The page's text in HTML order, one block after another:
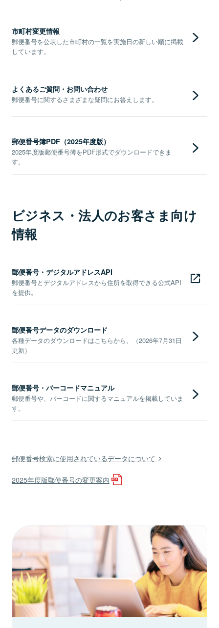
市町村変更情報
郵便番号を公表した市町村の一覧を実施日の新しい順に掲載
しています。
よくあるご質問・お問い合わせ
郵便番号に関するさまざまな疑問にお答えします。
郵便番号簿PDF（2025年度版）
2025年度版郵便番号簿をPDF形式でダウンロードできま
す。
ビジネス・法人のお客さま向け
情報
郵便番号・デジタルアドレスAPI
郵便番号とデジタルアドレスから住所を取得できる公式API
を提供。
郵便番号データのダウンロード
各種データのダウンロードはこちらから。（2026年7月31日
更新）
郵便番号・バーコードマニュアル
郵便番号や、バーコードに関するマニュアルを掲載していま
す。
郵便番号検索に使用されているデータについて
2025年度版郵便番号の変更案内